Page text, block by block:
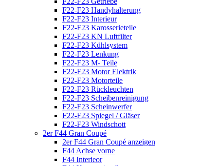
F22-F23 Handyhalterung
F22-F23 Interieur
F22-F23 Karosserieteile
F22-F23 KN Luftfilter
F22-F23 Kühlsystem
F22-F23 Lenkung
F22-F23 M- Teile
F22-F23 Motor Elektrik
F22-F23 Motorteile
F22-F23 Rückleuchten
F22-F23 Scheibenreinigung
F22-F23 Scheinwerfer
F22-F23 Spiegel / Gläser
F22-F23 Windschott
2er F44 Gran Coupé
2er F44 Gran Coupé anzeigen
F44 Achse vorne
F44 Interieor